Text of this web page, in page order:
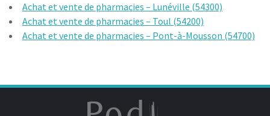
Achat et vente de pharmacies – Lunéville (54300)
Achat et vente de pharmacies – Toul (54200)
Achat et vente de pharmacies – Pont-à-Mousson (54700)